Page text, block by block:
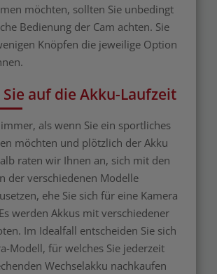
möchten, sollten Sie unbedingt
Bedienung der Cam achten. Sie
Knöpfen die jeweilige Option
Sie auf die Akku-Laufzeit
als wenn Sie ein sportliches
möchten und plötzlich der Akku
raten wir Ihnen an, sich mit den
der verschiedenen Modelle
ehe Sie sich für eine Kamera
werden Akkus mit verschiedener
Im Idealfall entscheiden Sie sich
Modell, für welches Sie jederzeit
Wechselakku nachkaufen